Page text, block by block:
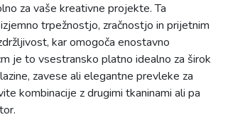
za vaše kreativne projekte. Ta
trpežnostjo, zračnostjo in prijetnim
kar omogoča enostavno
je to vsestransko platno idealno za širok
zavese ali elegantne prevleke za
kombinacije z drugimi tkaninami ali pa